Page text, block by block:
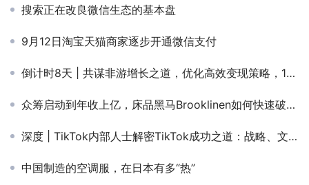
搜索正在改良微信生态的基本盘
9月12日淘宝天猫商家逐步开通微信支付
倒计时8天 | 共谋非游增长之道，优化高效变现策略，12月19日深圳全球移动应用出海增长峰会诚邀您的莅临！
众筹启动到年收上亿，床品黑马Brooklinen如何快速破圈？
深度 | TikTok内部人士解密TikTok成功之道：战略、文化与创新深度解析
中国制造的空调服，在日本有多“热”